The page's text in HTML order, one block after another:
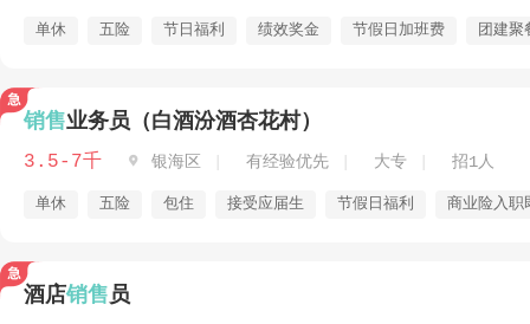
单休 五险 节日福利 绩效奖金 节假日加班费 团建聚
销售业务员（白酒汾酒杏花村）
3.5-7千  银海区 有经验优先 大专 招1人
单休 五险 包住 接受应届生 节假日福利 商业险入职
酒店销售员